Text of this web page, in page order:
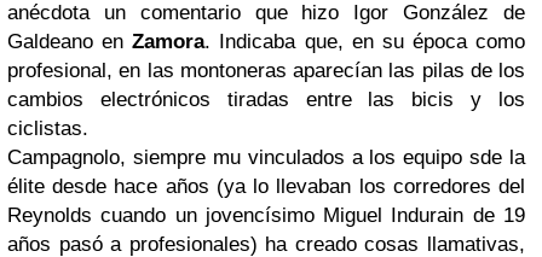
anécdota un comentario que hizo Igor González de
Galdeano enZamora. Indicaba que, en su época como
profesional, en las montoneras aparecían las pilas de los
cambios electrónicos tiradas entre las bicis y los
ciclistas.
Campagnolo, siempre mu vinculados a los equipo sde la
élite desde hace años (ya lo llevaban los corredores del
Reynolds cuando un jovencísimo Miguel Indurain de 19
años pasó a profesionales) ha creado cosas llamativas,